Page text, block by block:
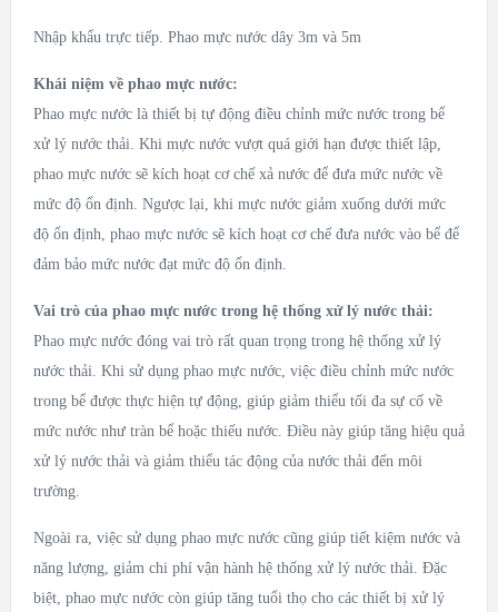
Nhập khẩu trực tiếp. Phao mực nước dây 3m và 5m
Khái niệm về phao mực nước:
Phao mực nước là thiết bị tự động điều chỉnh mức nước trong bể
xử lý nước thải. Khi mực nước vượt quá giới hạn được thiết lập,
phao mực nước sẽ kích hoạt cơ chế xả nước để đưa mức nước về
mức độ ổn định. Ngược lại, khi mực nước giảm xuống dưới mức
độ ổn định, phao mực nước sẽ kích hoạt cơ chế đưa nước vào bể để
đảm bảo mức nước đạt mức độ ổn định.
Vai trò của phao mực nước trong hệ thống xử lý nước thải:
Phao mực nước đóng vai trò rất quan trọng trong hệ thống xử lý
nước thải. Khi sử dụng phao mực nước, việc điều chỉnh mức nước
trong bể được thực hiện tự động, giúp giảm thiểu tối đa sự cố về
mức nước như tràn bể hoặc thiếu nước. Điều này giúp tăng hiệu quả
xử lý nước thải và giảm thiểu tác động của nước thải đến môi
trường.
Ngoài ra, việc sử dụng phao mực nước cũng giúp tiết kiệm nước và
năng lượng, giảm chi phí vận hành hệ thống xử lý nước thải. Đặc
biệt, phao mực nước còn giúp tăng tuổi thọ cho các thiết bị xử lý